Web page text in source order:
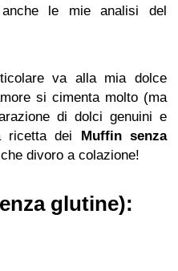
le mie analisi del
va alla mia dolce
si cimenta molto (ma
di dolci genuini e
ricetta dei Muffin senza
divoro a colazione!
glutine):